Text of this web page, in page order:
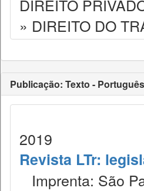
DIREITO
» DIREITO DO
Publicação: Texto - Português
2019
Revista LTr:
Imprenta: São